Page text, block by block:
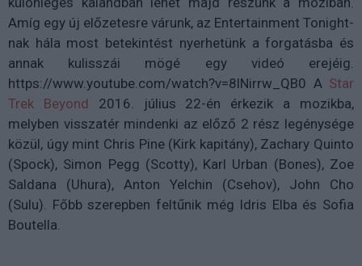
Amíg egy új előzetesre várunk, az Entertainment Tonight-
nak hála most betekintést nyerhetünk a forgatásba és
annak kulisszái mögé egy videó erejéig.
https://www.youtube.com/watch?v=8lNirrw_QB0 A Star
Trek Beyond 2016. július 22-én érkezik a mozikba,
melyben visszatér mindenki az előző 2 rész legénysége
közül, úgy mint Chris Pine (Kirk kapitány), Zachary Quinto
(Spock), Simon Pegg (Scotty), Karl Urban (Bones), Zoe
Saldana (Uhura), Anton Yelchin (Csehov), John Cho
(Sulu). Főbb szerepben feltűnik még Idris Elba és Sofia
Boutella.